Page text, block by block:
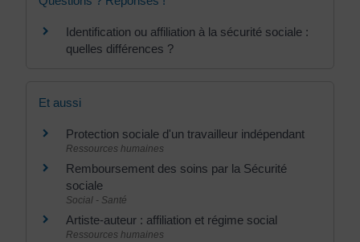
Identification ou affiliation à la sécurité sociale :
quelles différences ?
Et aussi
Protection sociale d'un travailleur indépendant
Ressources humaines
Remboursement des soins par la Sécurité
sociale
Social - Santé
Artiste-auteur : affiliation et régime social
Ressources humaines